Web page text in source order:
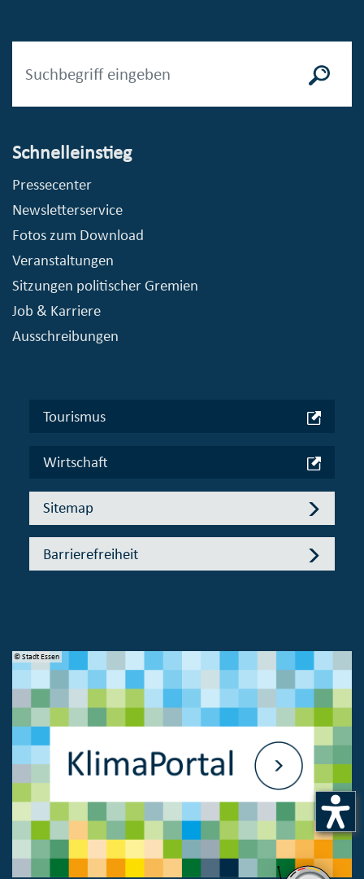
Schnelleinstieg
Pressecenter
Newsletterservice
Fotos zum Download
Veranstaltungen
Sitzungen politischer Gremien
Job & Karriere
Ausschreibungen
Tourismus
Wirtschaft
Sitemap
Barrierefreiheit
© Stadt Essen